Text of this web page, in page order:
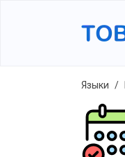
Языки